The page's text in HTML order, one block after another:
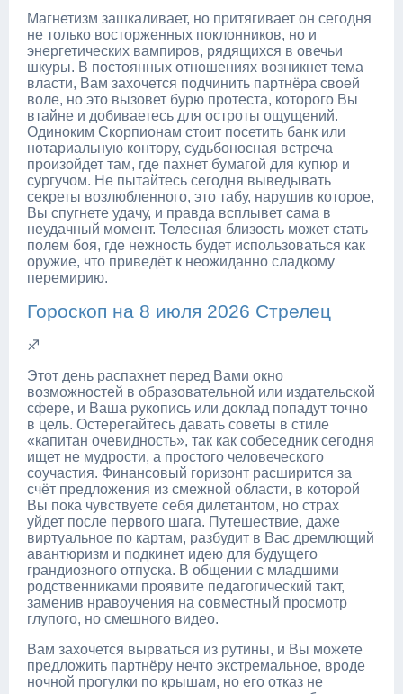
Магнетизм зашкаливает, но притягивает он сегодня
не только восторженных поклонников, но и
энергетических вампиров, рядящихся в овечьи
шкуры. В постоянных отношениях возникнет тема
власти, Вам захочется подчинить партнёра своей
воле, но это вызовет бурю протеста, которого Вы
втайне и добиваетесь для остроты ощущений.
Одиноким Скорпионам стоит посетить банк или
нотариальную контору, судьбоносная встреча
произойдет там, где пахнет бумагой для купюр и
сургучом. Не пытайтесь сегодня выведывать
секреты возлюбленного, это табу, нарушив которое,
Вы спугнете удачу, и правда всплывет сама в
неудачный момент. Телесная близость может стать
полем боя, где нежность будет использоваться как
оружие, что приведёт к неожиданно сладкому
перемирию.
Гороскоп на 8 июля 2026 Стрелец
♐
Этот день распахнет перед Вами окно
возможностей в образовательной или издательской
сфере, и Ваша рукопись или доклад попадут точно
в цель. Остерегайтесь давать советы в стиле
«капитан очевидность», так как собеседник сегодня
ищет не мудрости, а простого человеческого
соучастия. Финансовый горизонт расширится за
счёт предложения из смежной области, в которой
Вы пока чувствуете себя дилетантом, но страх
уйдет после первого шага. Путешествие, даже
виртуальное по картам, разбудит в Вас дремлющий
авантюризм и подкинет идею для будущего
грандиозного отпуска. В общении с младшими
родственниками проявите педагогический такт,
заменив нравоучения на совместный просмотр
глупого, но смешного видео.
Вам захочется вырваться из рутины, и Вы можете
предложить партнёру нечто экстремальное, вроде
ночной прогулки по крышам, но его отказ не